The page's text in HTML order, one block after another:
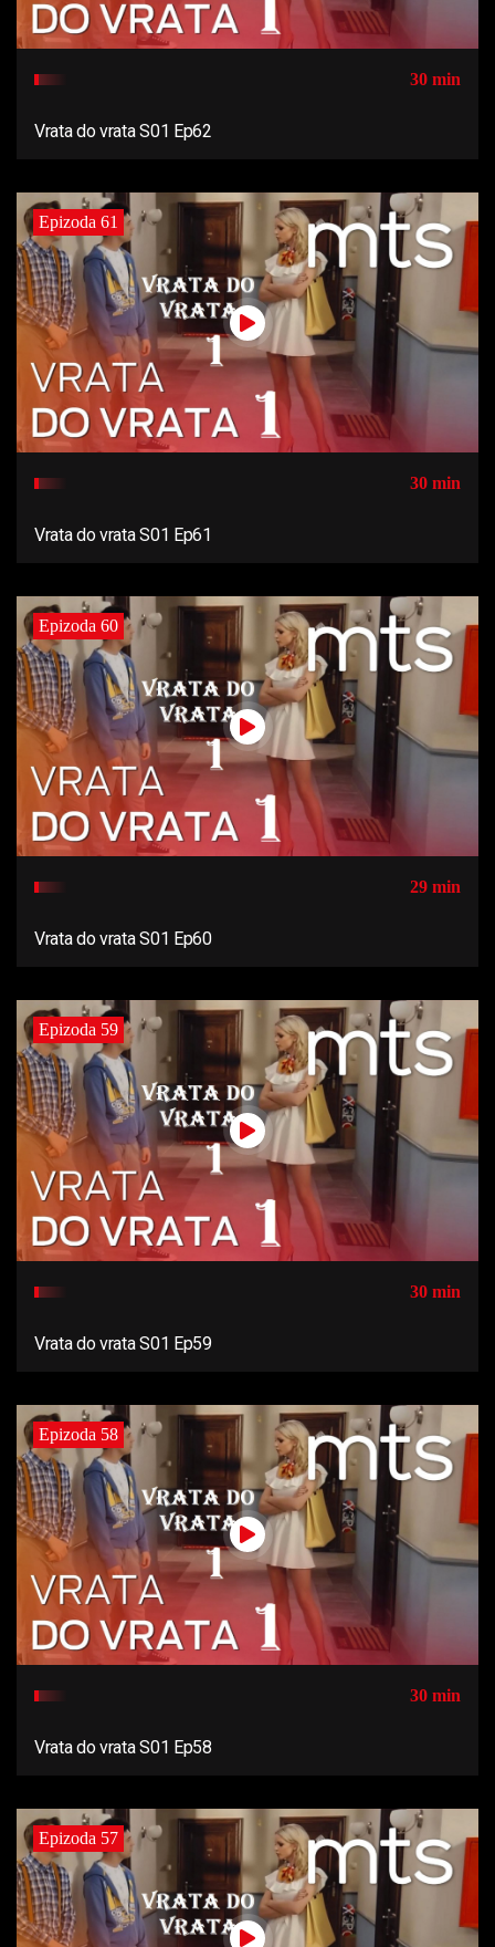
30 min
Vrata do vrata S01 Ep62
Epizoda 61
30 min
Vrata do vrata S01 Ep61
Epizoda 60
29 min
Vrata do vrata S01 Ep60
Epizoda 59
30 min
Vrata do vrata S01 Ep59
Epizoda 58
30 min
Vrata do vrata S01 Ep58
Epizoda 57